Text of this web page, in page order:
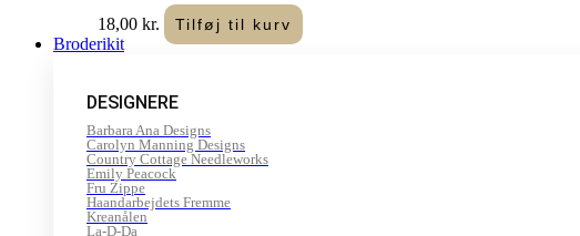
18,00 kr. Tilføj til kurv
Broderikit
DESIGNERE
Barbara Ana Designs
Carolyn Manning Designs
Country Cottage Needleworks
Emily Peacock
Fru Zippe
Haandarbejdets Fremme
Kreanålen
La-D-Da